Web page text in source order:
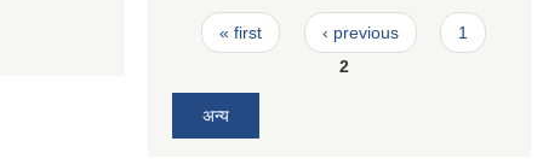
Pages
« first ‹ previous
1
2
अन्य